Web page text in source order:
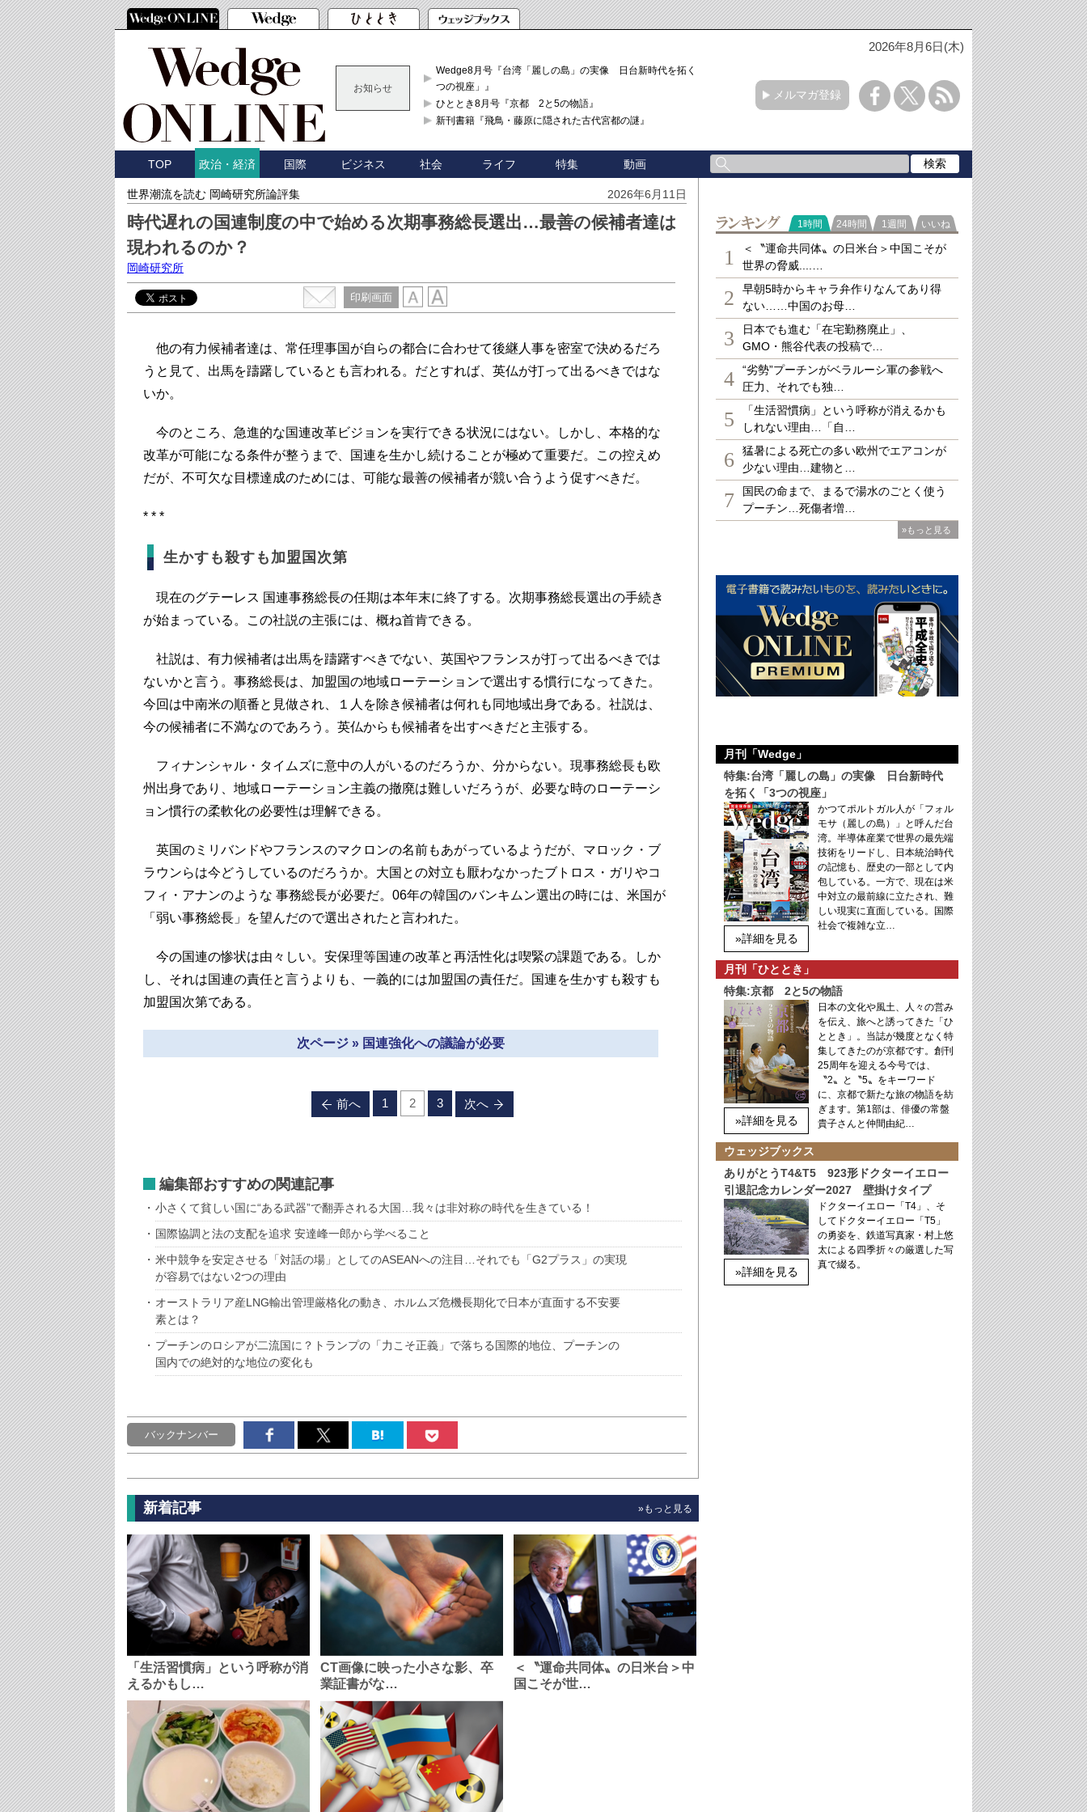
2026年8月6日(木)
お知らせ
Wedge8月号『台湾「麗しの島」の実像 日台新時代を拓く「3
つの視座」』
ひととき8月号『京都 2と5の物語』
新刊書籍『飛鳥・藤原に隠された古代宮都の謎』
メルマガ登録
TOP 政治・経済 国際 ビジネス 社会 ライフ 特集 動画
世界潮流を読む 岡崎研究所論評集 2026年6月11日
時代遅れの国連制度の中で始める次期事務総長選出…最善の候補者達は
現われるのか？
岡崎研究所
印刷画面
他の有力候補者達は、常任理事国が自らの都合に合わせて後継人事を密室で決めるだろ
うと見て、出馬を躊躇しているとも言われる。だとすれば、英仏が打って出るべきではな
いか。
今のところ、急進的な国連改革ビジョンを実行できる状況にはない。しかし、本格的な
改革が可能になる条件が整うまで、国連を生かし続けることが極めて重要だ。この控えめ
だが、不可欠な目標達成のためには、可能な最善の候補者が競い合うよう促すべきだ。
* * *
生かすも殺すも加盟国次第
現在のグテーレス 国連事務総長の任期は本年末に終了する。次期事務総長選出の手続き
が始まっている。この社説の主張には、概ね首肯できる。
社説は、有力候補者は出馬を躊躇すべきでない、英国やフランスが打って出るべきでは
ないかと言う。事務総長は、加盟国の地域ローテーションで選出する慣行になってきた。
今回は中南米の順番と見做され、１人を除き候補者は何れも同地域出身である。社説は、
今の候補者に不満なのであろう。英仏からも候補者を出すべきだと主張する。
フィナンシャル・タイムズに意中の人がいるのだろうか、分からない。現事務総長も欧
州出身であり、地域ローテーション主義の撤廃は難しいだろうが、必要な時のローテーシ
ョン慣行の柔軟化の必要性は理解できる。
英国のミリバンドやフランスのマクロンの名前もあがっているようだが、マロック・ブ
ラウンらは今どうしているのだろうか。大国との対立も厭わなかったブトロス・ガリやコ
フィ・アナンのような 事務総長が必要だ。06年の韓国のバンキムン選出の時には、米国が
「弱い事務総長」を望んだので選出されたと言われた。
今の国連の惨状は由々しい。安保理等国連の改革と再活性化は喫緊の課題である。しか
し、それは国連の責任と言うよりも、一義的には加盟国の責任だ。国連を生かすも殺すも
加盟国次第である。
次ページ » 国連強化への議論が必要
前へ 1 2 3 次へ
編集部おすすめの関連記事
小さくて貧しい国に“ある武器”で翻弄される大国…我々は非対称の時代を生きている！
国際協調と法の支配を追求 安達峰一郎から学べること
米中競争を安定させる「対話の場」としてのASEANへの注目…それでも「G2プラス」の実現
が容易ではない2つの理由
オーストラリア産LNG輸出管理厳格化の動き、ホルムズ危機長期化で日本が直面する不安要
素とは？
プーチンのロシアが二流国に？トランプの「力こそ正義」で落ちる国際的地位、プーチンの
国内での絶対的な地位の変化も
バックナンバー
新着記事 »もっと見る
「生活習慣病」という呼称が消
えるかもし…
CT画像に映った小さな影、卒
業証書がな…
＜〝運命共同体〟の日米台＞中
国こそが世…
ランキング
1時間 24時間 1週間 いいね
1
＜〝運命共同体〟の日米台＞中国こそが
世界の脅威....…
2
早朝5時からキャラ弁作りなんてあり得
ない……中国のお母…
3
日本でも進む「在宅勤務廃止」、
GMO・熊谷代表の投稿で…
4
“劣勢”プーチンがベラルーシ軍の参戦へ
圧力、それでも独…
5
「生活習慣病」という呼称が消えるかも
しれない理由…「自…
6
猛暑による死亡の多い欧州でエアコンが
少ない理由…建物と…
7
国民の命まで、まるで湯水のごとく使う
プーチン…死傷者増…
»もっと見る
月刊「Wedge」
特集:台湾「麗しの島」の実像 日台新時代
を拓く「3つの視座」
»詳細を見る
かつてポルトガル人が「フォル
モサ（麗しの島）」と呼んだ台
湾。半導体産業で世界の最先端
技術をリードし、日本統治時代
の記憶も、歴史の一部として内
包している。一方で、現在は米
中対立の最前線に立たされ、難
しい現実に直面している。国際
社会で複雑な立…
月刊「ひととき」
特集:京都 2と5の物語
»詳細を見る
日本の文化や風土、人々の営み
を伝え、旅へと誘ってきた「ひ
ととき」。当誌が幾度となく特
集してきたのが京都です。創刊
25周年を迎える今号では、
〝2〟と〝5〟をキーワード
に、京都で新たな旅の物語を紡
ぎます。第1部は、俳優の常盤
貴子さんと仲間由紀…
ウェッジブックス
ありがとうT4&T5 923形ドクターイエロー
引退記念カレンダー2027 壁掛けタイプ
»詳細を見る
ドクターイエロー「T4」、そ
してドクターイエロー「T5」
の勇姿を、鉄道写真家・村上悠
太による四季折々の厳選した写
真で綴る。